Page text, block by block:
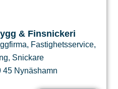
& Finsnickeri
, Fastighetsservice,
, Snickare
45 Nynäshamn